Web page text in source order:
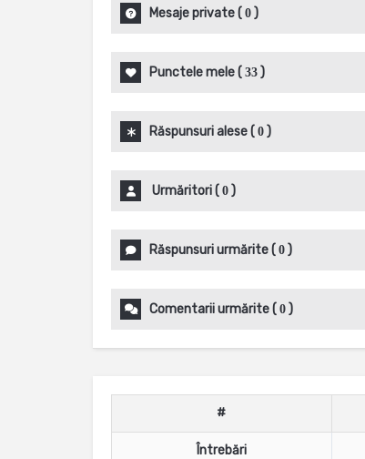
Mesaje private( 0 )
Punctele mele( 33 )
Răspunsuri alese( 0 )
Urmăritori( 0 )
Răspunsuri urmărite( 0 )
Comentarii urmărite( 0 )
#
Întrebări